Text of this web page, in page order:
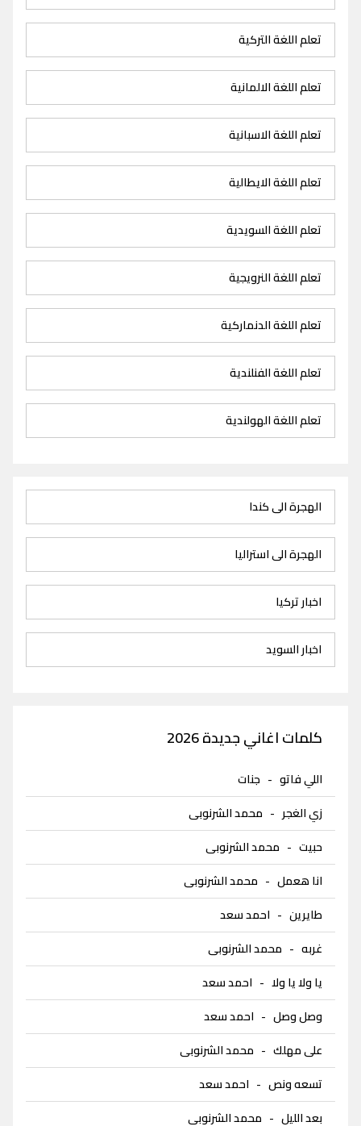
تعلم اللغة التركية
تعلم اللغة الالمانية
تعلم اللغة الاسبانية
تعلم اللغة الايطالية
تعلم اللغة السويدية
تعلم اللغة النرويجية
تعلم اللغة الدنماركية
تعلم اللغة الفنلندية
تعلم اللغة الهولندية
الهجرة الى كندا
الهجرة الى استراليا
اخبار تركيا
اخبار السويد
كلمات اغاني جديدة 2026
اللي فاتو - جنات
زي الغجر - محمد الشرنوبى
حبيت - محمد الشرنوبى
انا هعمل - محمد الشرنوبى
طايرين - احمد سعد
غربه - محمد الشرنوبى
يا ولا يا ولا - احمد سعد
وصل وصل - احمد سعد
على مهلك - محمد الشرنوبى
تسعه ونص - احمد سعد
بعد الليل - محمد الشرنوبى